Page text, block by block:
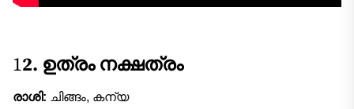
12. ഉത്രം നക്ഷത്രം
രാശി: ചിങ്ങം, കന്യ